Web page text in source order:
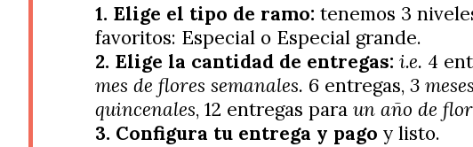
1. Elige el tipo de ramo: tenemos 3
favoritos: Especial o Especial grande.
2. Elige la cantidad de entregas: i.e. 4
mes de flores semanales. 6 entregas, 3
quincenales, 12 entregas para un año de
3. Configura tu entrega y pago y listo.